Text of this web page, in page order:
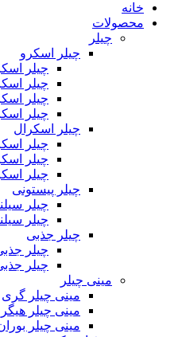
خانه
محصولات
چیلر
چیلر اسکرو
چیلر
چیلر
چیلر
چیلر
چیلر اسکرال
چیلر
چیلر
چیلر
چیلر پیستونی
چیلر
چیلر
چیلر جذبی
چیلر
چیلر
مینی چیلر
مینی چیلر گری
مینی چیلر هیگر
مینی چیلر